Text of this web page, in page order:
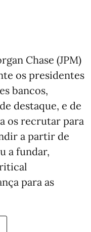
Chase (JPM)
os presidentes
bancos,
destaque, e de
os recrutar para
a partir de
a fundar,
para as